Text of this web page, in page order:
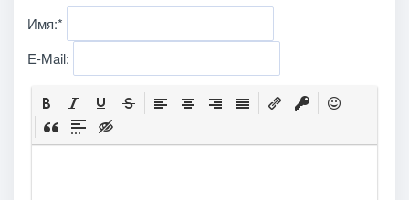
Имя:*
E-Mail: